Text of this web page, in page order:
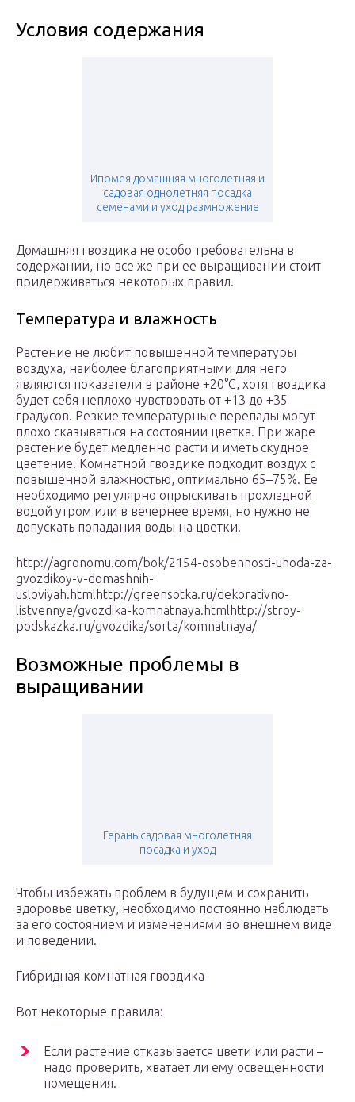
Условия содержания
Ипомея домашняя многолетняя и
садовая однолетняя посадка
семенами и уход размножение
Домашняя гвоздика не особо требовательна в
содержании, но все же при ее выращивании стоит
придерживаться некоторых правил.
Температура и влажность
Растение не любит повышенной температуры
воздуха, наиболее благоприятными для него
являются показатели в районе +20°С, хотя гвоздика
будет себя неплохо чувствовать от +13 до +35
градусов. Резкие температурные перепады могут
плохо сказываться на состоянии цветка. При жаре
растение будет медленно расти и иметь скудное
цветение. Комнатной гвоздике подходит воздух с
повышенной влажностью, оптимально 65–75%. Ее
необходимо регулярно опрыскивать прохладной
водой утром или в вечернее время, но нужно не
допускать попадания воды на цветки.
http://agronomu.com/bok/2154-osobennosti-uhoda-za-
gvozdikoy-v-domashnih-
usloviyah.htmlhttp://greensotka.ru/dekorativno-
listvennye/gvozdika-komnatnaya.htmlhttp://stroy-
podskazka.ru/gvozdika/sorta/komnatnaya/
Возможные проблемы в
выращивании
Герань садовая многолетняя
посадка и уход
Чтобы избежать проблем в будущем и сохранить
здоровье цветку, необходимо постоянно наблюдать
за его состоянием и изменениями во внешнем виде
и поведении.
Гибридная комнатная гвоздика
Вот некоторые правила:
Если растение отказывается цвети или расти –
надо проверить, хватает ли ему освещенности
помещения.